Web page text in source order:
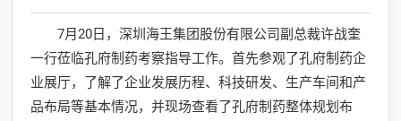
7月20日，深圳海王集团股份有限公司副总裁许战奎
一行莅临孔府制药考察指导工作。首先参观了孔府制药企
业展厅，了解了企业发展历程、科技研发、生产车间和产
品布局等基本情况，并现场查看了孔府制药整体规划布